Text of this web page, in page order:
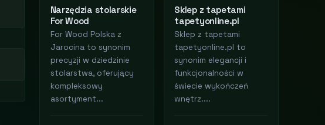
Narzędzia stolarskie
For Wood
For Wood Polska z
Jarocina to synonim
precyzji w dziedzinie
stolarstwa, oferujący
kompleksowy
asortyment...
Sklep z tapetami
tapetyonline.pl
Sklep z tapetami
tapetyonline.pl to
synonim elegancji i
funkcjonalności w
świecie wykończeń
wnętrz....